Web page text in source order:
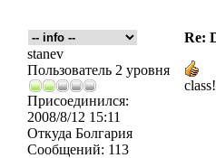
Re:
stanev
Пользователь 2 уровня
Присоединился:
2008/8/12 15:11
Откуда Болгария
Сообщений: 113
class!